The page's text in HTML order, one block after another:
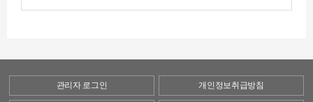
관리자 로그인 개인정보취급방침